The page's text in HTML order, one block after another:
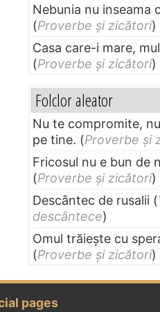
Nebunia nu inseama
(Proverbe și zicători)
Casa care-i mare,
(Proverbe și zicători)
Folclor aleator
Nu te compromite,
pe tine. (Proverbe și
Fricosul nu e bun de
(Proverbe și zicători)
Descântec de rusalii (
descântece)
Omul trăieşte cu
(Proverbe și zicători)
pages